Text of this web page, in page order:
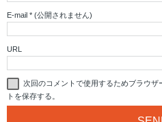
E-mail * (公開されません)
URL
次回のコメントで使用するためブラウ
トを保存する。